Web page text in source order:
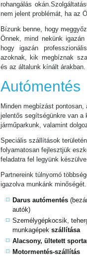
rohangálás
nem jelent problémát, ha az
Bízunk benne, hogy
Önnek, mind nekünk
hogy igazán
azoknak, kik megbíznak
és az általunk kínált árakban.
Autómentés
Minden megbízást
jelentős segítségünkre van a
járműparkunk, valamint
Speciális szállítások
folyamatosan fejlesztjük
feladatra fel legyünk
Partnereink túlnyomó
igazolva munkánk minőségét.
Darus autómentés
autók)
Személygépkocsik,
munkagépek szállítása
Alacsony, ültetett
Motormentés-szállítás